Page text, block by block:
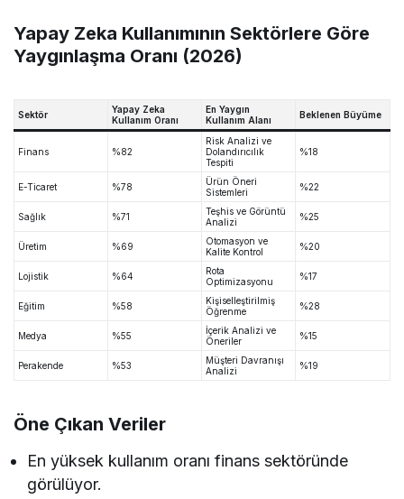
Yapay Zeka Kullanımının Sektörlere Göre
Yaygınlaşma Oranı (2026)
Sektör
Yapay Zeka
Kullanım Oranı
En Yaygın
Kullanım Alanı
Beklenen Büyüme
Finans %82
Risk Analizi ve
Dolandırıcılık
Tespiti
%18
E-Ticaret %78
Ürün Öneri
Sistemleri
%22
Sağlık %71
Teşhis ve Görüntü
Analizi
%25
Üretim %69
Otomasyon ve
Kalite Kontrol
%20
Lojistik %64
Rota
Optimizasyonu
%17
Eğitim %58
Kişiselleştirilmiş
Öğrenme
%28
Medya %55
İçerik Analizi ve
Öneriler
%15
Perakende %53
Müşteri Davranışı
Analizi
%19
Öne Çıkan Veriler
En yüksek kullanım oranı finans sektöründe
görülüyor.